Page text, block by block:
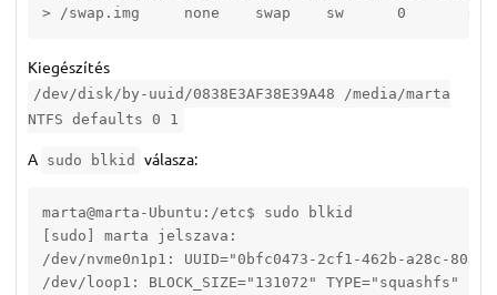
Kiegészítés
/dev/disk/by-uuid/0838E3AF38E39A48 /media/marta
NTFS defaults 0 1
A sudo blkid válasza:
marta@marta-Ubuntu:/etc$ sudo blkid
[sudo] marta jelszava:
/dev/nvme0n1p1: UUID="0bfc0473-2cf1-462b-a28c-
/dev/loop1: BLOCK_SIZE="131072" TYPE="squashfs"